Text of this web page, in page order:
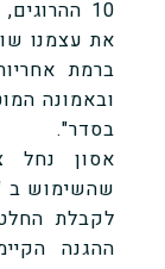
10
את עצמנו
ברמת
ובאמונה
בסדר".
אסון נחל
שהשימוש ב
לקבלת
ההגנה